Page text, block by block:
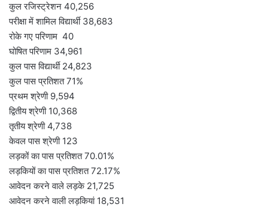
कुल रजिस्ट्रेशन 40,256
परीक्षा में शामिल विद्यार्थी 38,683
रोके गए परिणाम 40
घोषित परिणाम 34,961
कुल पास विद्यार्थी 24,823
कुल पास प्रतिशत 71%
प्रथम श्रेणी 9,594
द्वितीय श्रेणी 10,368
तृतीय श्रेणी 4,738
केवल पास श्रेणी 123
लड़कों का पास प्रतिशत 70.01%
लड़कियों का पास प्रतिशत 72.17%
आवेदन करने वाले लड़के 21,725
आवेदन करने वाली लड़कियां 18,531